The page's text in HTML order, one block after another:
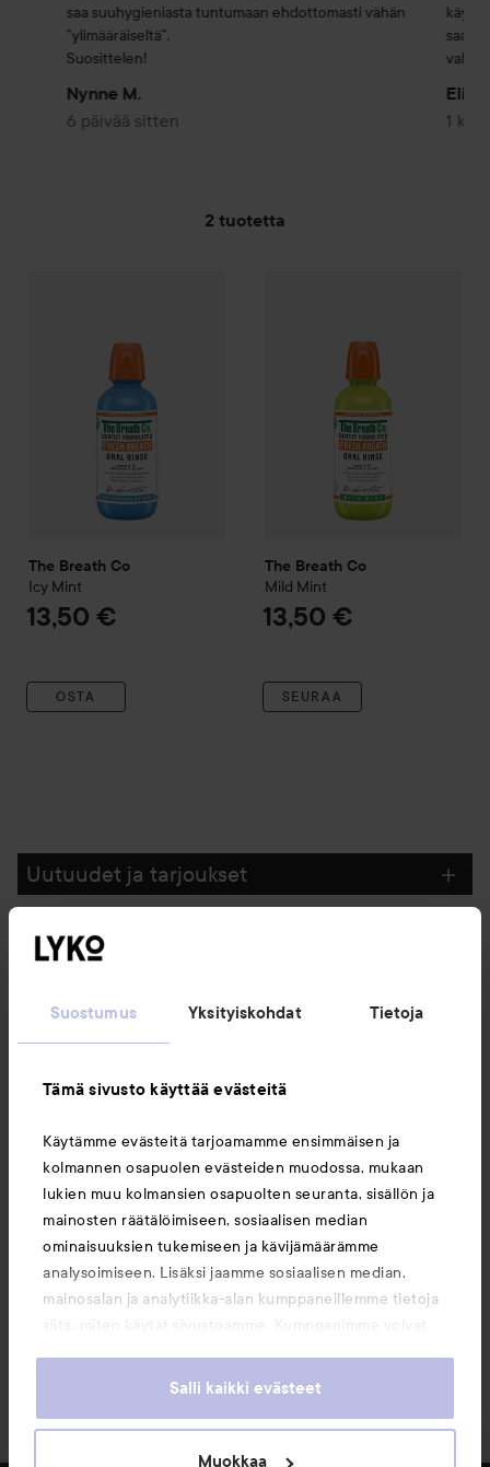
Suostumus Yksityiskohdat Tietoja
Tämä sivusto käyttää evästeitä
Käytämme evästeitä tarjoamamme ensimmäisen ja
kolmannen osapuolen evästeiden muodossa, mukaan
lukien muu kolmansien osapuolten seuranta, sisällön ja
mainosten räätälöimiseen, sosiaalisen median
ominaisuuksien tukemiseen ja kävijämäärämme
analysoimiseen. Lisäksi jaamme sosiaalisen median,
mainosalan ja analytiikka-alan kumppaneillemme tietoja
heille tai joita on kerätty, kun olet käyttänyt heidän
evästeiden käytön.
Salli kaikki evästeet
Muokkaa
saa suuhygieniasta tuntumaan ehdottomasti vähän
”ylimääräiseltä”.
Suosittelen!
Nynne M.
6 päivää sitten
Elina
1
2 tuotetta
The Breath Co
Icy Mint
13,50 €
OSTA
The Breath Co
Mild Mint
13,50 €
SEURAA
Uutuudet ja tarjoukset
Seuraa meitä
Asiakaspalvelu
Tietoja
Saattaisit myös tykätä